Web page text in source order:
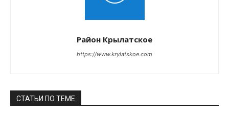
Район Крылатское
https://www.krylatskoe.com
СТАТЬИ ПО ТЕМЕ